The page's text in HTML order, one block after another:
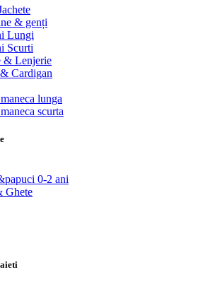
& genți
Lungi
Scurti
& Lenjerie
Cardigan
lunga
scurta
0-2 ani
Ghete